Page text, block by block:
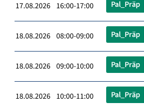
17.08.2026 16:00-17:00 Pal_Präp
18.08.2026 08:00-09:00 Pal_Präp
18.08.2026 09:00-10:00 Pal_Präp
18.08.2026 10:00-11:00 Pal_Präp